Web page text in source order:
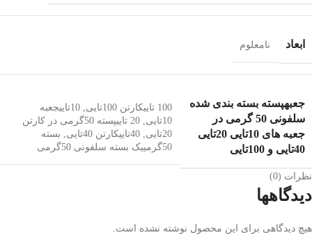
ابعاد نامعلوم
جعبهپسته بسته بندی شده
سلفونی 50 گرمی در
جعبه های 10تایی 20تایی
40تایی و 100تایی
100 تایی کارتن 100تایی 10تایی
جعبه
10تایی
20 تایی
پسته 50گرمی در کارتن
20تایی
40تایی کارتن 40تایی
بسته
50گرمی
یک بسته سلفونی 50گرمی
نظرات (0)
دیدگاهها
هیچ دیدگاهی برای این محصول نوشته نشده است.